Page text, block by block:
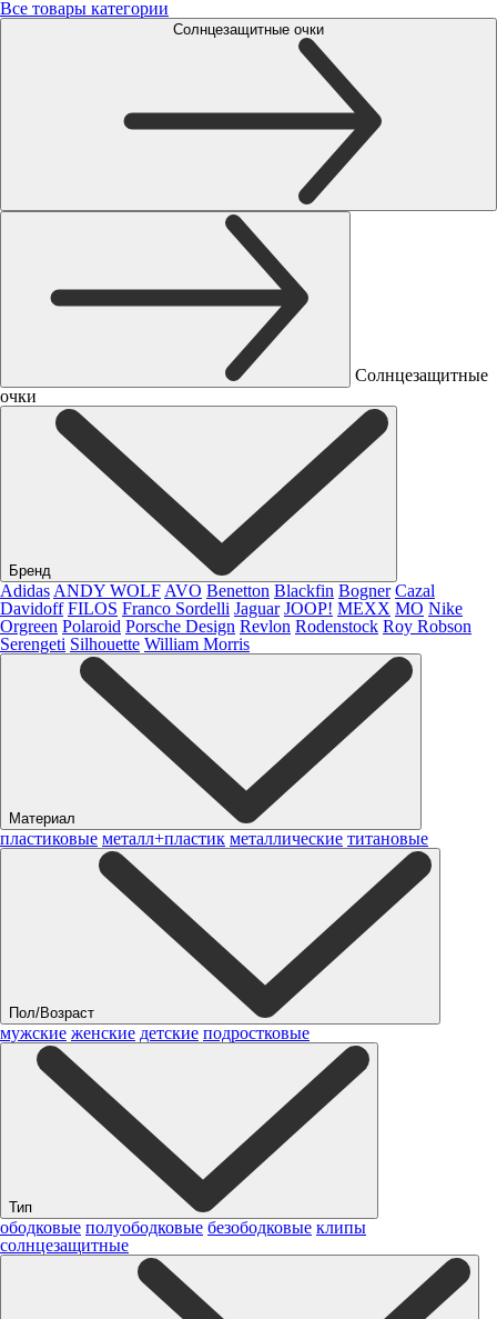
Все товары категории
Солнцезащитные очки
Солнцезащитные
очки
Бренд
Adidas ANDY WOLF AVO Benetton Blackfin Bogner Cazal
Davidoff FILOS Franco Sordelli Jaguar JOOP! MEXX MO Nike
Orgreen Polaroid Porsche Design Revlon Rodenstock Roy Robson
Serengeti Silhouette William Morris
Материал
пластиковые металл+пластик металлические титановые
Пол/Возраст
мужские женские детские подростковые
Тип
ободковые полуободковые безободковые клипы
солнцезащитные